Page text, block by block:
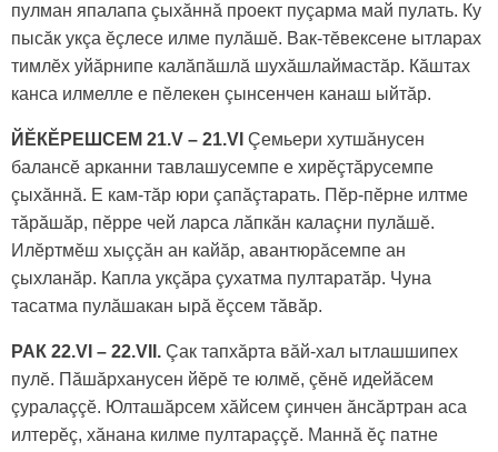
пулман япалапа çыхăннă проект пуçарма май пулать. Ку
пысăк укçа ӗçлесе илме пулăшӗ. Вак-тӗвексене ытларах
тимлӗх уйăрнипе калăпăшлă шухăшлаймастăр. Кăштах
канса илмелле е пӗлекен çынсенчен канаш ыйтăр.
ЙӖКӖРЕШСЕМ 21.V – 21.VI Çемьери хутшăнусен
балансӗ арканни тавлашусемпе е хирӗçтăрусемпе
çыхăннă. Е кам-тăр юри çапăçтарать. Пӗр-пӗрне илтме
тăрăшăр, пӗрре чей ларса лăпкăн калаçни пулăшӗ.
Илӗртмӗш хыççăн ан кайăр, авантюрăсемпе ан
çыхланăр. Капла укçăра çухатма пултаратăр. Чуна
тасатма пулăшакан ырă ӗçсем тăвăр.
РАК 22.VI – 22.VII. Çак тапхăрта вăй-хал ытлашшипех
пулӗ. Пăшăрханусен йӗрӗ те юлмӗ, çӗнӗ идейăсем
çуралаççӗ. Юлташăрсем хăйсем çинчен ăнсăртран аса
илтерӗç, хăнана килме пултараççӗ. Маннă ӗç патне